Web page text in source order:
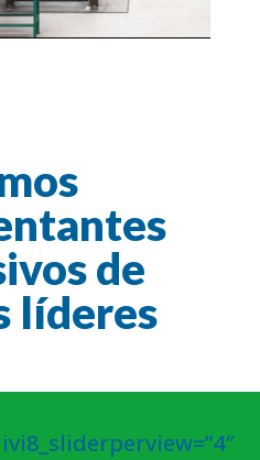
de
líderes